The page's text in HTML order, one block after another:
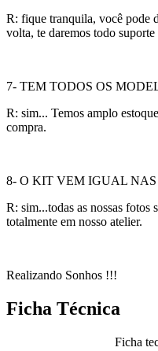
R: fique tranquila, você pode
volta, te daremos todo suporte
7- TEM TODOS OS
R: sim... Temos amplo
compra.
8- O KIT VEM IGUAL NAS
R: sim...todas as nossas fotos
totalmente em nosso atelier.
Realizando Sonhos !!!
Ficha Técnica
Ficha